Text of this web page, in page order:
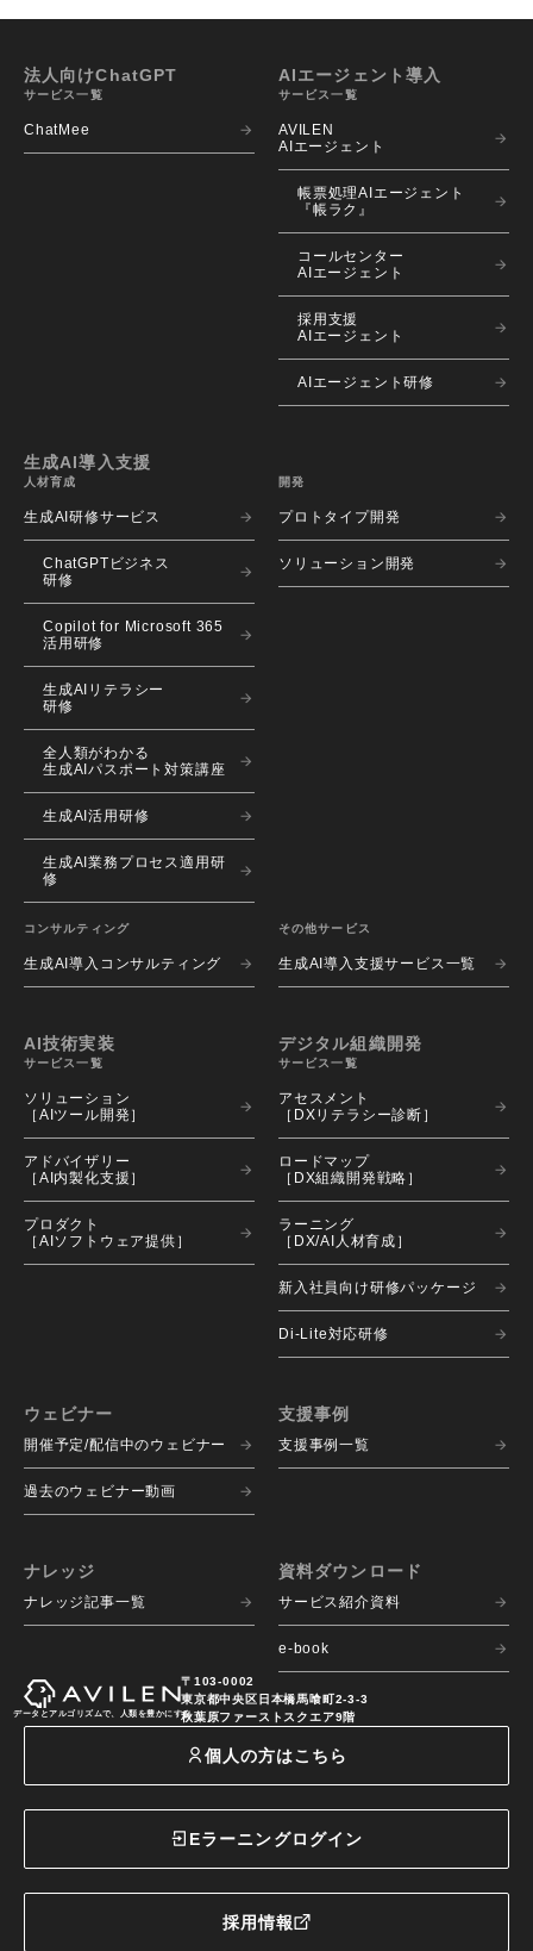
法人向けChatGPT
サービス一覧
ChatMee
AIエージェント導入
サービス一覧
AVILEN
AIエージェント
帳票処理AIエージェント
『帳ラク』
コールセンター
AIエージェント
採用支援
AIエージェント
AIエージェント研修
生成AI導入支援
人材育成
生成AI研修サービス
ChatGPTビジネス
研修
Copilot for Microsoft 365
活用研修
生成AIリテラシー
研修
全人類がわかる
生成AIパスポート対策講座
生成AI活用研修
生成AI業務プロセス適用研
修
開発
プロトタイプ開発
ソリューション開発
コンサルティング
生成AI導入コンサルティング
その他サービス
生成AI導入支援サービス一覧
AI技術実装
サービス一覧
ソリューション
［AIツール開発］
アドバイザリー
［AI内製化支援］
プロダクト
［AIソフトウェア提供］
デジタル組織開発
サービス一覧
アセスメント
［DXリテラシー診断］
ロードマップ
［DX組織開発戦略］
ラーニング
［DX/AI人材育成］
新入社員向け研修パッケージ
Di-Lite対応研修
ウェビナー
開催予定/配信中のウェビナー
過去のウェビナー動画
支援事例
支援事例一覧
ナレッジ
ナレッジ記事一覧
資料ダウンロード
サービス紹介資料
e-book
データとアルゴリズムで、人類を豊かにする
〒103-0002
東京都中央区日本橋馬喰町2-3-3
秋葉原ファーストスクエア9階
個人の方はこちら
Eラーニングログイン
採用情報